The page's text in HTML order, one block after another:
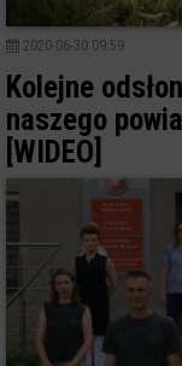
2020-06-30 09:59
Kolejne
naszego
[WIDEO]